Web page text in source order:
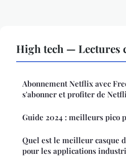
High tech — Lectures
Abonnement Netflix avec
s'abonner et profiter de
Guide 2024 : meilleurs pico
Quel est le meilleur casque
pour les applications